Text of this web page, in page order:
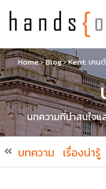
Home›Blog›Kent: เคน
บทความที่น่าสนใจแ
บทความ เรื่องน่ารู้